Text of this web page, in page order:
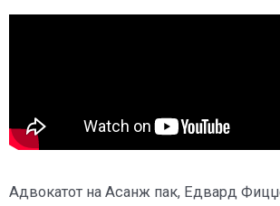
Адвокатот на Асанж пак, Едвард